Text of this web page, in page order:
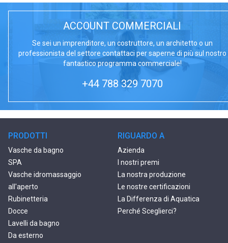
ACCOUNT COMMERCIALI
Se sei un imprenditore, un costruttore, un architetto o un
professionista del settore contattaci per saperne di più sul nostro
fantastico programma commerciale!
+44 788 329 7070
PRODOTTI
Vasche da bagno
SPA
Vasche idromassaggio
all'aperto
Rubinetteria
Docce
Lavelli da bagno
Da esterno
RIGUARDO A
Azienda
I nostri premi
La nostra produzione
Le nostre certificazioni
La Differenza di Aquatica
Perché Sceglierci?